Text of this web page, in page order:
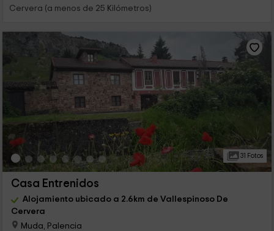
Cervera (a menos de 25 Kilómetros)
31 Fotos
Casa Entrenidos
Alojamiento ubicado a 2.6km de Vallespinoso De
Cervera
Muda, Palencia